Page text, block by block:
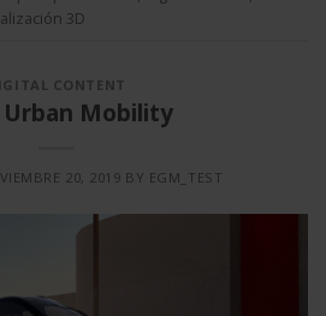
3D
CONTENT
Urban Mobility
20, 2019 BY EGM_TEST